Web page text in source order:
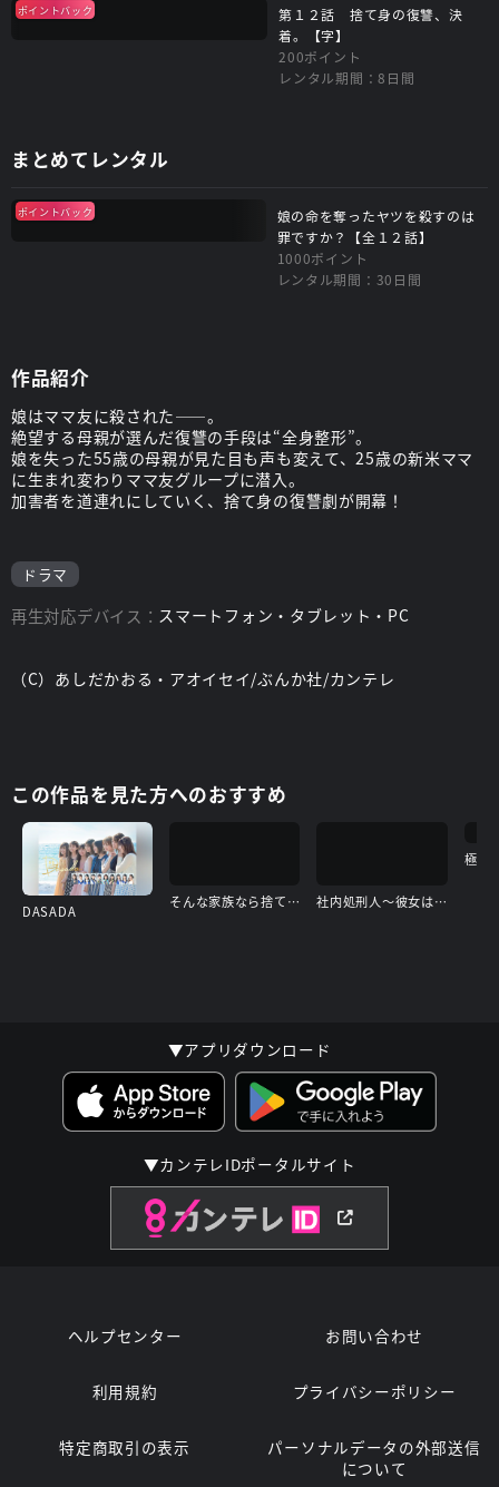
ポイントバック
第１２話 捨て身の復讐、決
着。【字】
200ポイント
レンタル期間：8日間
まとめてレンタル
ポイントバック
娘の命を奪ったヤツを殺すのは
罪ですか？【全１２話】
1000ポイント
レンタル期間：30日間
作品紹介
娘はママ友に殺された――。
絶望する母親が選んだ復讐の手段は“全身整形”。
娘を失った55歳の母親が見た目も声も変えて、25歳の新米ママ
に生まれ変わりママ友グループに潜入。
加害者を道連れにしていく、捨て身の復讐劇が開幕！
ドラマ
再生対応デバイス： スマートフォン・タブレット・PC
（C）あしだかおる・アオイセイ/ぶんか社/カンテレ
この作品を見た方へのおすすめ
DASADA
そんな家族なら捨てちゃえば？ 社内処刑人～彼女は敵を消していく～
極限
▼アプリダウンロード
▼カンテレIDポータルサイト
ヘルプセンター お問い合わせ
利用規約 プライバシーポリシー
特定商取引の表示
パーソナルデータの外部送信
について